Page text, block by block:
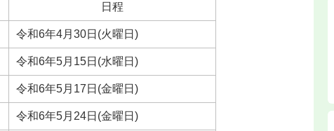
日程
令和6年4月30日(火曜日)
令和6年5月15日(水曜日)
令和6年5月17日(金曜日)
令和6年5月24日(金曜日)